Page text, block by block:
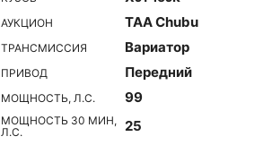
АУКЦИОН TAA Chubu
ТРАНСМИССИЯ Вариатор
ПРИВОД Передний
МОЩНОСТЬ, Л.С. 99
МОЩНОСТЬ 30 МИН,
Л.С.
25